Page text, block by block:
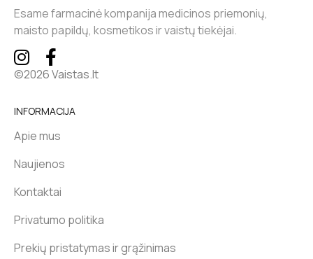
Esame farmacinė kompanija medicinos priemonių,
maisto papildų, kosmetikos ir vaistų tiekėjai.
©2026 Vaistas.lt
INFORMACIJA
Apie mus
Naujienos
Kontaktai
Privatumo politika
Prekių pristatymas ir grąžinimas